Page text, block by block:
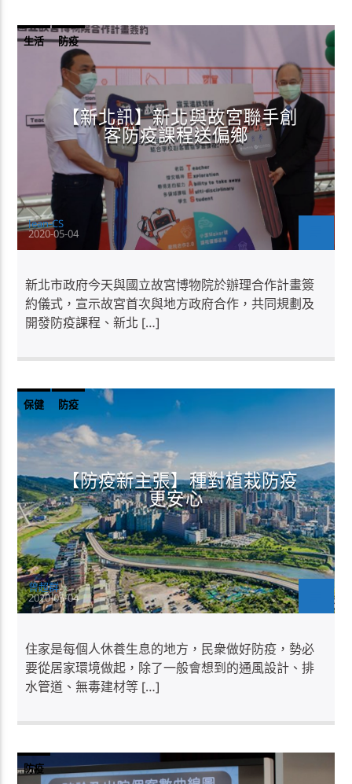
生活 防疫
【新北訊】新北與故宮聯手創
客防疫課程送偏鄉
Jean-CS
2020-05-04
新北市政府今天與國立故宮博物院於辦理合作計畫簽
約儀式，宣示故宮首次與地方政府合作，共同規劃及
開發防疫課程、新北 […]
保健 防疫
【防疫新主張】種對植栽防疫
更安心
曾超群
2020-05-04
住家是每個人休養生息的地方，民衆做好防疫，勢必
要從居家環境做起，除了一般會想到的通風設計、排
水管道、無毒建材等 […]
防疫